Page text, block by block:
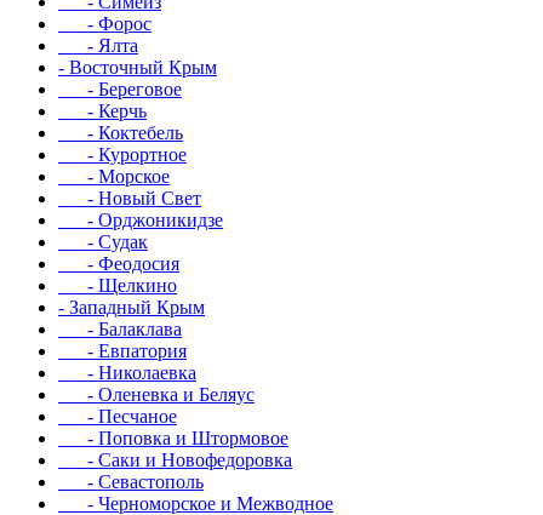
- Форос
- Ялта
- Восточный Крым
- Береговое
- Керчь
- Коктебель
- Курортное
- Морское
- Новый Свет
- Орджоникидзе
- Судак
- Феодосия
- Щелкино
- Западный Крым
- Балаклава
- Евпатория
- Николаевка
- Оленевка и Беляус
- Песчаное
- Поповка и Штормовое
- Саки и Новофедоровка
- Севастополь
- Черноморское и Межводное